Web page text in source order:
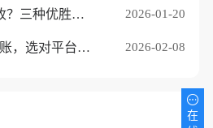
沃尔玛礼品卡去哪回收？三种优胜途径推荐 2026-01-20
京东e卡回收怎么秒到账，选对平台是关键 2026-02-08
在